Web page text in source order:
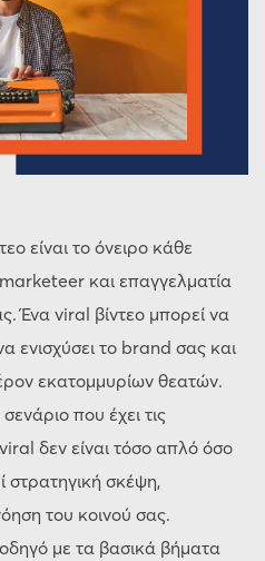
είναι το όνειρο κάθε
και επαγγελματία
Ένα viral βίντεο μπορεί να
ενισχύσει το brand σας και
εκατομμυρίων θεατών.
που έχει τις
δεν είναι τόσο απλό όσο
στρατηγική σκέψη,
του κοινού σας.
με τα βασικά βήματα